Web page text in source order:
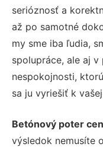
serióznosť a
až po samotné
my sme iba ľudia,
spolupráce, ale aj
nespokojnosti,
sa ju vyriešiť k
Betónový poter
výsledok nemusíte